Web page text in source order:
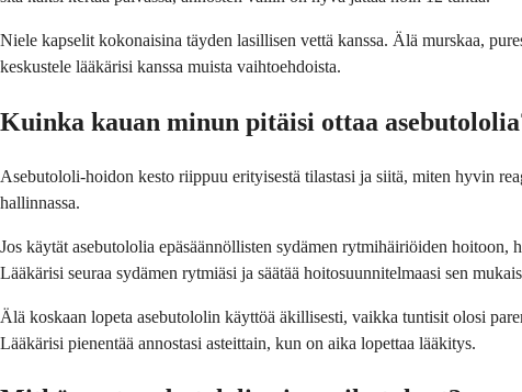
Niele kapselit kokonaisina täyden lasillisen vettä kanssa. Älä murskaa,
keskustele lääkärisi kanssa muista vaihtoehdoista.
Kuinka kauan minun pitäisi ottaa
Asebutololi-hoidon kesto riippuu erityisestä tilastasi ja siitä, miten hyvin
hallinnassa.
Jos käytät asebutololia epäsäännöllisten sydämen rytmihäiriöiden hoitoon,
Lääkärisi seuraa sydämen rytmiäsi ja säätää hoitosuunnitelmaasi sen
Älä koskaan lopeta asebutololin käyttöä äkillisesti, vaikka tuntisit olosi
Lääkärisi pienentää annostasi asteittain, kun on aika lopettaa lääkitys.